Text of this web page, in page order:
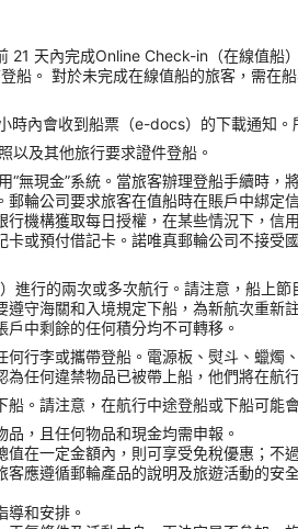
21 天內完成Online Check-in（在線值
船。 對於未完成在線值船的旅客，需
時內會收到船票（e-docs）的下載通知
以及其他旅行要求證件登船。
“無現金”系統。當旅客辦理登船手續時
輪公司要求旅客在值船時在賬戶中綁
機構獲取每日授權，在某些情況下，
或預付借記卡。諾唯真郵輪公司不接
行的兩次或多次航行。請注意，船上
守海關和入境規定下船，為新航次重
中剩餘的任何積分均不可轉移。
行李或攜帶登船。電源板、熨斗、蠟
任何違禁物品已被帶上船，他們將在航
。請注意，在航行中途登船或下船可能
，且任何物品和現金均需申報。
在一定金額內，則可享受免稅優惠；不
應遵循郵輪產品的說明及旅遊活動的
和安排。